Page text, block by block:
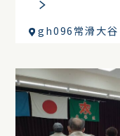
gh096常滑大谷